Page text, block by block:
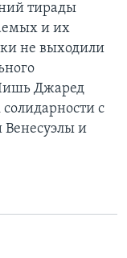
тирады
и их
не выходили
Джаред
солидарности с
Венесуэлы и